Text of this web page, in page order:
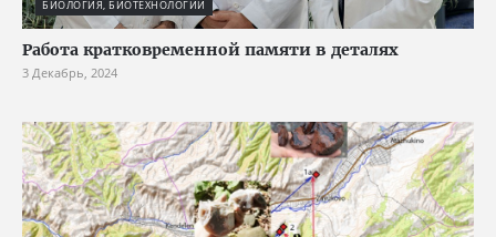
БИОЛОГИЯ, БИОТЕХНОЛОГИИ
Работа кратковременной памяти в деталях
3 Декабрь, 2024